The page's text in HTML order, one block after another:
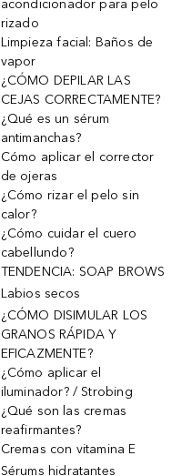
acondicionador para pelo
rizado
Limpieza facial: Baños de
vapor
¿CÓMO DEPILAR LAS
CEJAS CORRECTAMENTE?
¿Qué es un sérum
antimanchas?
Cómo aplicar el corrector
de ojeras
¿Cómo rizar el pelo sin
calor?
¿Cómo cuidar el cuero
cabellundo?
TENDENCIA: SOAP BROWS
Labios secos
¿CÓMO DISIMULAR LOS
GRANOS RÁPIDA Y
EFICAZMENTE?
¿Cómo aplicar el
iluminador? / Strobing
¿Qué son las cremas
reafirmantes?
Cremas con vitamina E
Sérums hidratantes